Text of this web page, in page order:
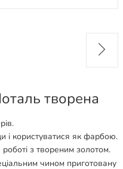
творена
і користуватися як фарбою.
роботі з твореним золотом.
чином приготовану